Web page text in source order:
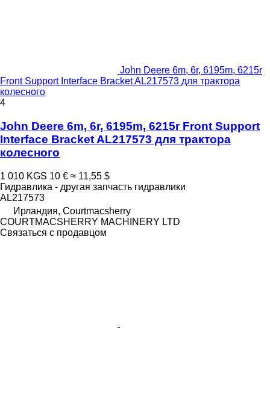
John Deere 6m, 6r, 6195m, 6215r
Front Support Interface Bracket AL217573 для трактора
колесного
4
John Deere 6m, 6r, 6195m, 6215r Front Support
Interface Bracket AL217573 для трактора
колесного
1 010 KGS 10 € ≈ 11,55 $
Гидравлика - другая запчасть гидравлики
AL217573
Ирландия, Courtmacsherry
COURTMACSHERRY MACHINERY LTD
Связаться с продавцом